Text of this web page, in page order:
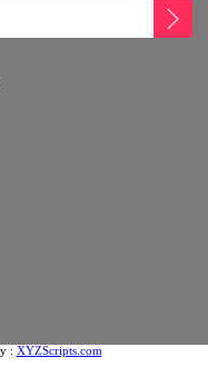
: XYZScripts.com